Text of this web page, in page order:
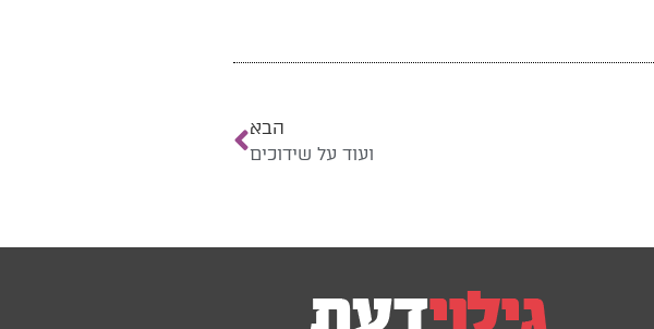
הבא
ועוד על שידוכים